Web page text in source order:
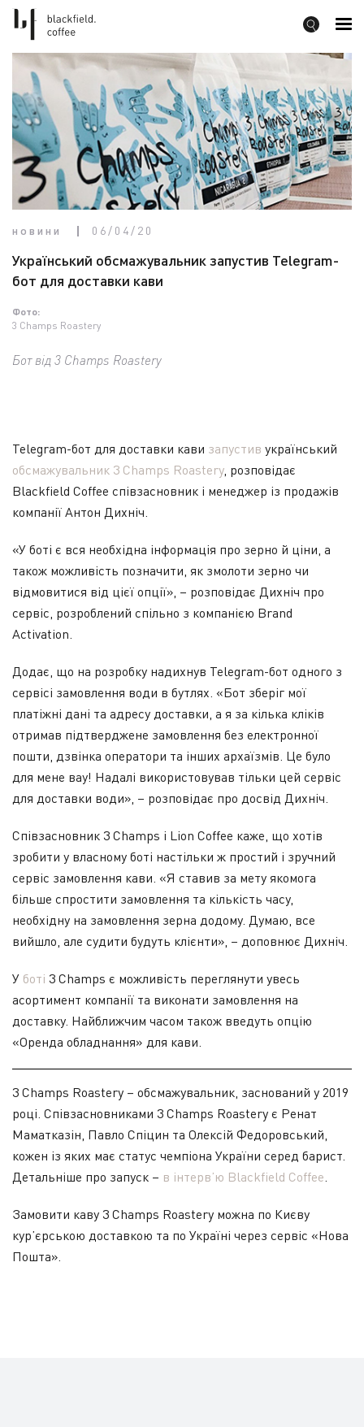
новини 06/04/20
Український обсмажувальник запустив Telegram-
бот для доставки кави
Фото:
3 Champs Roastery
Бот від 3 Champs Roastery
Telegram-бот для доставки кави запустив український
обсмажувальник 3 Champs Roastery, розповідає
Blackfield Coffee співзасновник і менеджер із продажів
компанії Антон Дихніч.
«У боті є вся необхідна інформація про зерно й ціни, а
також можливість позначити, як змолоти зерно чи
відмовитися від цієї опції», – розповідає Дихніч про
сервіс, розроблений спільно з компанією Brand
Activation.
Додає, що на розробку надихнув Telegram-бот одного з
сервісі замовлення води в бутлях. «Бот зберіг мої
платіжні дані та адресу доставки, а я за кілька кліків
отримав підтверджене замовлення без електронної
пошти, дзвінка оператори та інших архаїзмів. Це було
для мене вау! Надалі використовував тільки цей сервіс
для доставки води», – розповідає про досвід Дихніч.
Співзасновник 3 Champs і Lion Coffee каже, що хотів
зробити у власному боті настільки ж простий і зручний
сервіс замовлення кави. «Я ставив за мету якомога
більше спростити замовлення та кількість часу,
необхідну на замовлення зерна додому. Думаю, все
вийшло, але судити будуть клієнти», – доповнює Дихніч.
У боті 3 Champs є можливість переглянути увесь
асортимент компанії та виконати замовлення на
доставку. Найближчим часом також введуть опцію
«Оренда обладнання» для кави.
3 Champs Roastery – обсмажувальник, заснований у 2019
році. Співзасновниками 3 Champs Roastery є Ренат
Маматказін, Павло Спіцин та Олексій Федоровський,
кожен із яких має статус чемпіона України серед барист.
Детальніше про запуск – в інтерв’ю Blackfield Coffee.
Замовити каву 3 Champs Roastery можна по Києву
кур’єрською доставкою та по Україні через сервіс «Нова
Пошта».